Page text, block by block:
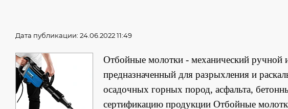
Дата публикации: 24.06.2022 11:49
Отбойные молотки - механический ручной
предназначенный для разрыхления и
осадочных горных пород, асфальта,
сертификацию продукции Отбойные